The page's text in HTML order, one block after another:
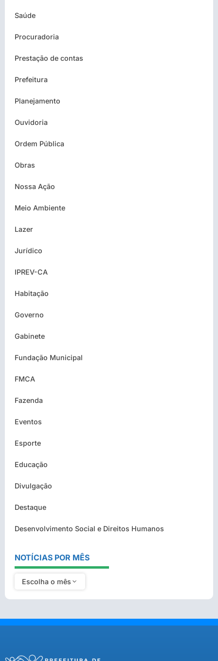
Saúde
Procuradoria
Prestação de contas
Prefeitura
Planejamento
Ouvidoria
Ordem Pública
Obras
Nossa Ação
Meio Ambiente
Lazer
Jurídico
IPREV-CA
Habitação
Governo
Gabinete
Fundação Municipal
FMCA
Fazenda
Eventos
Esporte
Educação
Divulgação
Destaque
Desenvolvimento Social e Direitos Humanos
NOTÍCIAS POR MÊS
Escolha o mês